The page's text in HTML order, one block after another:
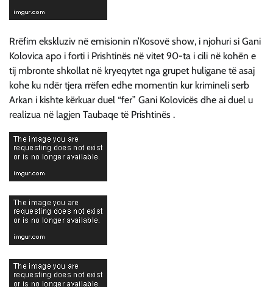
Rrëfim ekskluziv në emisionin n’Kosovë show, i njohuri si Gani
Kolovica apo i forti i Prishtinës në vitet 90-ta i cili në kohën e
tij mbronte shkollat në kryeqytet nga grupet huligane të asaj
kohe ku ndër tjera rrëfen edhe momentin kur krimineli serb
Arkan i kishte kërkuar duel “fer” Gani Kolovicës dhe ai duel u
realizua në lagjen Taubaqe të Prishtinës .